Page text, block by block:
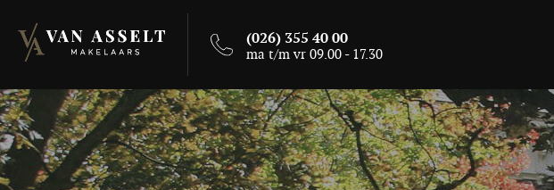
(026) 355 40 00
ma t/m vr 09.00 - 17.30